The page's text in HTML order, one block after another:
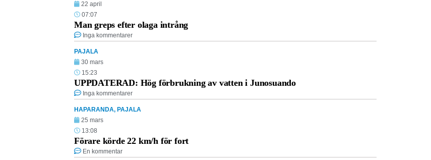
22 april
07:07
Man greps efter olaga intrång
Inga kommentarer
PAJALA
30 mars
15:23
UPPDATERAD: Hög förbrukning av vatten i Junosuando
Inga kommentarer
HAPARANDA, PAJALA
25 mars
13:08
Förare körde 22 km/h för fort
En kommentar